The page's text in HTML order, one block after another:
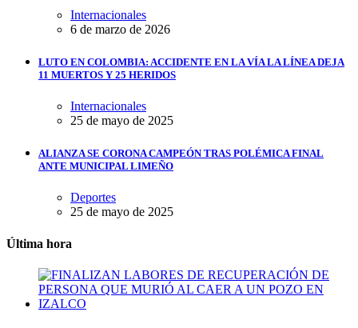
Internacionales
6 de marzo de 2026
LUTO EN COLOMBIA: ACCIDENTE EN LA VÍA LA LÍNEA DEJA
11 MUERTOS Y 25 HERIDOS
Internacionales
25 de mayo de 2025
ALIANZA SE CORONA CAMPEÓN TRAS POLÉMICA FINAL
ANTE MUNICIPAL LIMEÑO
Deportes
25 de mayo de 2025
Última hora